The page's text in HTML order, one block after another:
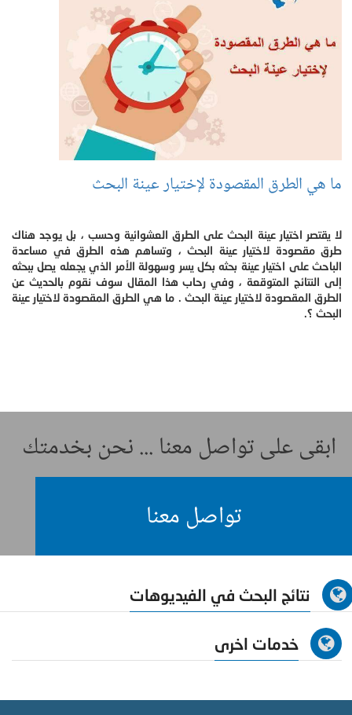
ما هي الطرق المقصودة لإختيار عينة البحث
لا يقتصر اختيار عينة البحث على الطرق العشوائية وحسب ، بل يوجد هناك
طرق مقصودة لاختيار عينة البحث ، وتساهم هذه الطرق في مساعدة
الباحث على اختيار عينة بحثه بكل يسر وسهولة الأمر الذي يجعله يصل ببحثه
إلى النتائج المتوقعة ، وفي رحاب هذا المقال سوف نقوم بالحديث عن
الطرق المقصودة لاختيار عينة البحث . ما هي الطرق المقصودة لاختيار عينة
البحث ؟.
ابقى على تواصل معنا ... نحن بخدمتك
تواصل معنا
نتائج البحث في الفيديوهات
خدمات اخرى